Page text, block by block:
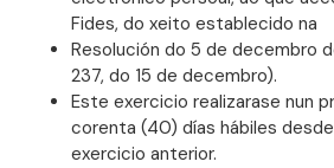
Fides, do xeito establecido na
Resolución do 5 de decembro
237, do 15 de decembro).
Este exercicio realizarase nun
corenta (40) días hábiles
exercicio anterior.